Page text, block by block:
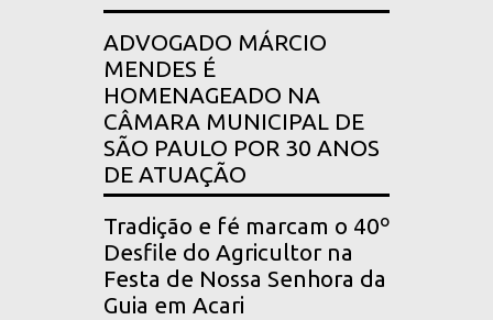
ADVOGADO MÁRCIO
MENDES É
HOMENAGEADO NA
CÂMARA MUNICIPAL DE
SÃO PAULO POR 30 ANOS
DE ATUAÇÃO
Tradição e fé marcam o 40º
Desfile do Agricultor na
Festa de Nossa Senhora da
Guia em Acari